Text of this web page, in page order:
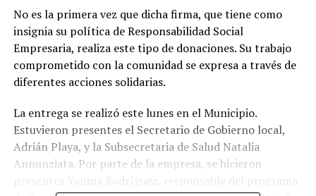
No es la primera vez que dicha firma, que tiene como
insignia su política de Responsabilidad Social
Empresaria, realiza este tipo de donaciones. Su trabajo
comprometido con la comunidad se expresa a través de
diferentes acciones solidarias.
La entrega se realizó este lunes en el Municipio.
Estuvieron presentes el Secretario de Gobierno local,
Adrián Playa, y la Subsecretaria de Salud Natalia
Annunziata. Por parte de la empresa, se hicieron